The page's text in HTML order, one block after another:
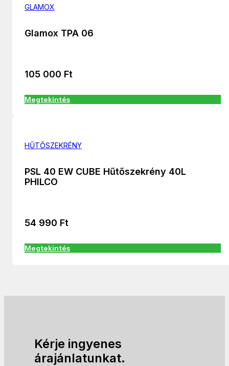
GLAMOX
Glamox TPA 06
105 000 Ft
Megtekintés
HŰTŐSZEKRÉNY
PSL 40 EW CUBE Hűtőszekrény 40L
PHILCO
54 990 Ft
Megtekintés
Kérje ingyenes
árajánlatunkat.